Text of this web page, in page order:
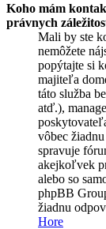
Koho mám
právnych
Mali by ste
nemôžete
popýtajte si
majiteľa
táto služba
atď.),
vôbec
spravuje
akejkoľvek
alebo so
phpBB
žiadnu
Hore